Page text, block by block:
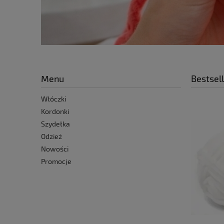
Menu
Włóczki
Kordonki
Szydełka
Odzież
Nowości
Promocje